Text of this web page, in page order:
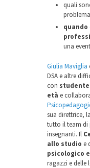
quali
quando
una
Giulia Maviglia
DSA e altre
con
età e
sua direttrice,
tutto il team di
insegnanti. Il
allo studio e
psicologico
ragazzi e delle